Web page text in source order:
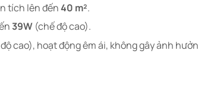
tích lên đến40 m².​
39W(chế độ cao).​
cao), hoạt động êm ái, không gây ảnh